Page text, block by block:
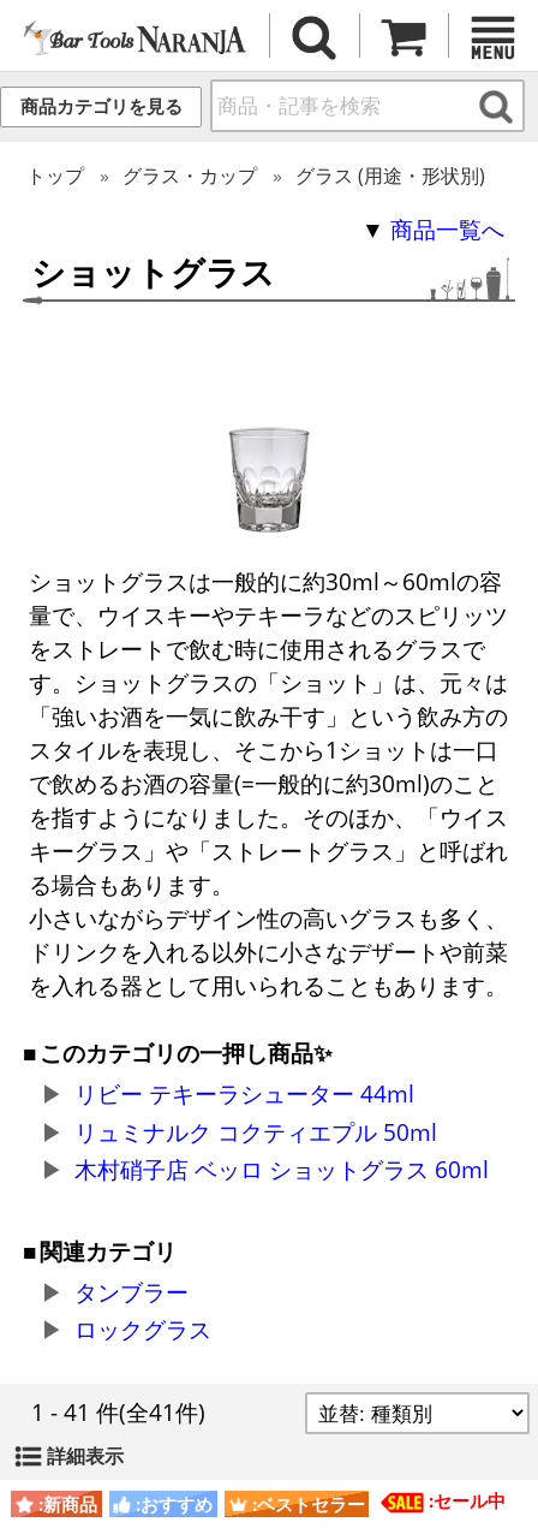
商品カテゴリを見る
トップ グラス・カップ グラス (用途・形状別)
ショットグラス
▼商品一覧へ
ショットグラスは一般的に約30ml～60mlの容
量で、ウイスキーやテキーラなどのスピリッツ
をストレートで飲む時に使用されるグラスで
す。ショットグラスの「ショット」は、元々は
「強いお酒を一気に飲み干す」という飲み方の
スタイルを表現し、そこから1ショットは一口
で飲めるお酒の容量(=一般的に約30ml)のこと
を指すようになりました。そのほか、「ウイス
キーグラス」や「ストレートグラス」と呼ばれ
る場合もあります。
小さいながらデザイン性の高いグラスも多く、
ドリンクを入れる以外に小さなデザートや前菜
を入れる器として用いられることもあります。
このカテゴリの一押し商品✨
リビー テキーラシューター 44ml
リュミナルク コクティエプル 50ml
木村硝子店 ベッロ ショットグラス 60ml
関連カテゴリ
タンブラー
ロックグラス
1 - 41 件(全41件)
詳細表示
:新商品 :おすすめ :ベストセラー
:セール中